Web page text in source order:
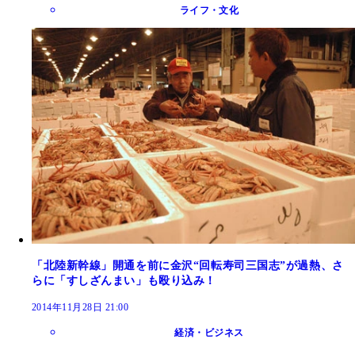
ライフ・文化
「北陸新幹線」開通を前に金沢“回転寿司三国志”が過熱、さ
らに「すしざんまい」も殴り込み！
2014年11月28日 21:00
経済・ビジネス